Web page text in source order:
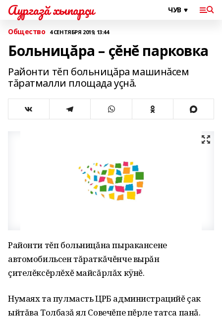
Аургазă хыпарçи
Общество 4 СЕНТЯБРЯ 2019, 13:44
Больницăра – çĕнĕ парковка
Районти тĕп больницăра машинăсем
тăратмалли площада уçнă.
Районти тĕп больницăна пыракансене
автомобильсен тăраткăчĕнче вырăн
çителĕксĕрлĕхĕ майсăрлăх кÿнĕ.
Нумаях та пулмасть ЦРБ администрацийĕ çак
ыйтăва Толбазă ял Совечĕпе пĕрле татса панă.